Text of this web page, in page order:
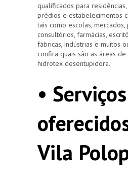
qualificados para
prédios e estabelecimentos
tais como escolas, mercados,
consultórios, farmácias,
fábricas, indústrias e muitos
confira quais são as áreas
hidrotex desentupidora.
• Serviços
Vila